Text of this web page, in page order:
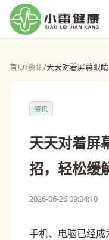
首页/资讯/天天对着屏幕眼
资讯
天天对着屏
招，轻松缓
2026-06-26 09:34:10
手机、电脑已经成